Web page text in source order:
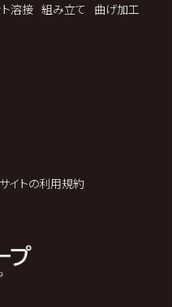
溶接 組み立て
曲げ加工
サイトの利用規約